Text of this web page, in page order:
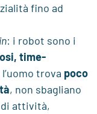
fino ad
: i robot sono i
time-
trova poco
, non sbagliano
attività,